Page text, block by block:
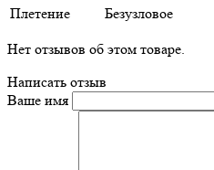
Плетение
Безузловое
Нет отзывов об этом товаре.
Написать отзыв
Ваше имя